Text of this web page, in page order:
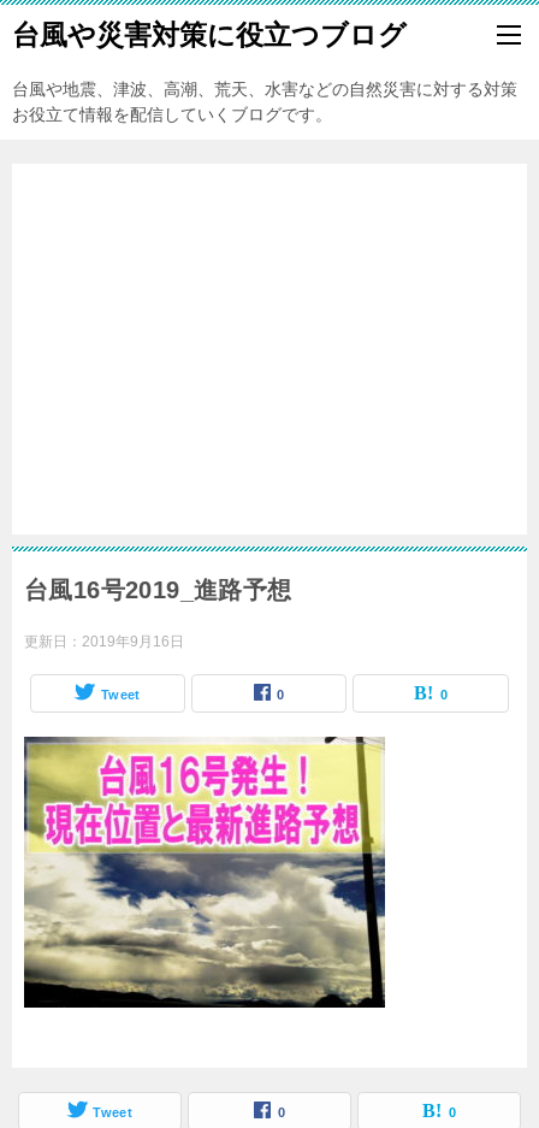
台風や災害対策に役立つブログ
台風や地震、津波、高潮、荒天、水害などの自然災害に対する対策
お役立て情報を配信していくブログです。
台風16号2019_進路予想
更新日： 2019年9月16日
Tweet 0 0
Tweet 0 0